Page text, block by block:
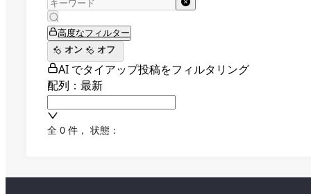
高度なフィルター
オン
オフ
AI でタイアップ投稿をフィルタリング
配列：最新
全 0 件 ， 状態：